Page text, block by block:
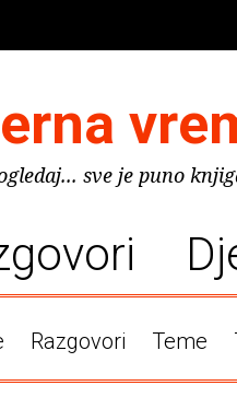
sve je puno
Razgovori Teme